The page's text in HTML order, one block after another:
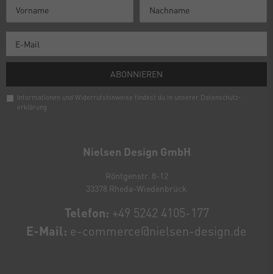
Nielsen Design GmbH
Röntgenstr. 8-12
33378 Rheda-Wiedenbrück
Telefon: +49 5242 4105-177
E-Mail: e-commerce@nielsen-design.de
ABONNIEREN
Informationen und Widerrufshinweise findest du in unserer Daten­schutz­
erklärung